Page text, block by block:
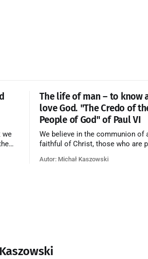
we
The life of man – to know
love God. "The Credo of
People of God" of Paul VI
We believe in the communion of
faithful of Christ, those who are
purification, and the blessed in
Autor: Michał Kaszowski